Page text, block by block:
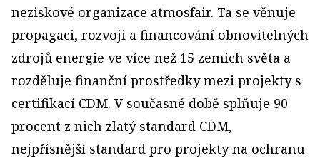
neziskové organizace atmosfair. Ta se věnuje
propagaci, rozvoji a financování obnovitelných
zdrojů energie ve více než 15 zemích světa a
rozděluje finanční prostředky mezi projekty s
certifikací CDM. V současné době splňuje 90
procent z nich zlatý standard CDM,
nejpřísnější standard pro projekty na ochranu